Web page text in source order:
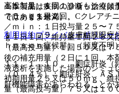
１１．１．８． ショック（頻
（０．１％未満）。
１１．１．９． 皮膚粘膜眼症
ｈｎｓｏｎ症候群）（頻度不明
１１．１．１０． 劇症肝炎（
（０．４％）：劇症肝炎、ＡＳ
肝機能障害があらわれることが
高投与量）１回１００もしくは
７５ｍｇ１日２回、Cクレアチ
／ｍｉｎ：１日投与量２５〜７
ｇ１日１回、維持量１回２５又
（最高投与量）１回５０又は
後の補充用量（２日に１回、本
液透析を実施した場合のシミュ
初期用量２５又は５０ｍｇ、維
量（最高投与量）７５又は１０
※本製品は疾病の診断・治療・
ではありません。
利用規約プライバシーポリシー